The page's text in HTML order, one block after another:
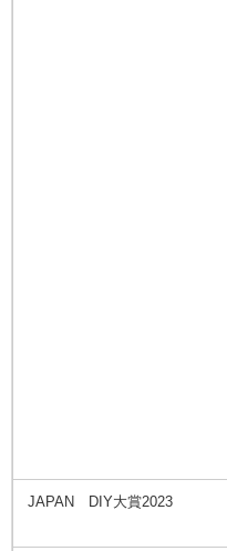
JAPAN DIY大賞2023